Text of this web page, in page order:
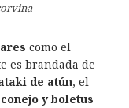
como el
es brandada de
de atún, el
y boletus